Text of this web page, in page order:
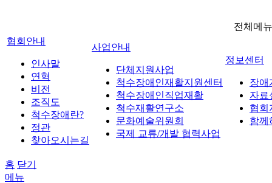
전체메
협회안내
인사말
연혁
비전
조직도
척수장애란?
정관
찾아오시는길
사업안내
단체지원사업
척수장애인재활지원센터
척수장애인직업재활
척수재활연구소
문화예술위원회
국제 교류/개발 협력사업
정보센터
장애
자료
협회
함께
홈 닫기
메뉴